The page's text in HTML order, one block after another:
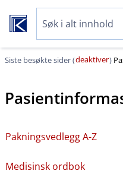
Siste besøkte sider (deaktiver)
Pakningsvedlegg A-Z
Medisinsk ordbok